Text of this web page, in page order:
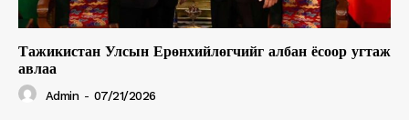
Тажикистан Улсын Ерөнхийлөгчийг албан ёсоор угтаж
авлаа
Admin - 07/21/2026